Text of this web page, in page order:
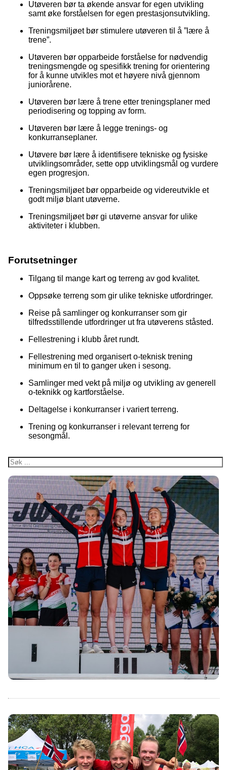
Utøveren bør ta økende ansvar for egen utvikling
samt øke forståelsen for egen prestasjonsutvikling.
Treningsmiljøet bør stimulere utøveren til å ”lære å
trene”.
Utøveren bør opparbeide forståelse for nødvendig
treningsmengde og spesifikk trening for orientering
for å kunne utvikles mot et høyere nivå gjennom
juniorårene.
Utøveren bør lære å trene etter treningsplaner med
periodisering og topping av form.
Utøveren bør lære å legge trenings- og
konkurranseplaner.
Utøvere bør lære å identifisere tekniske og fysiske
utviklingsområder, sette opp utviklingsmål og vurdere
egen progresjon.
Treningsmiljøet bør opparbeide og videreutvikle et
godt miljø blant utøverne.
Treningsmiljøet bør gi utøverne ansvar for ulike
aktiviteter i klubben.
Forutsetninger
Tilgang til mange kart og terreng av god kvalitet.
Oppsøke terreng som gir ulike tekniske utfordringer.
Reise på samlinger og konkurranser som gir
tilfredsstillende utfordringer ut fra utøverens ståsted.
Fellestrening i klubb året rundt.
Fellestrening med organisert o-teknisk trening
minimum en til to ganger uken i sesong.
Samlinger med vekt på miljø og utvikling av generell
o-teknikk og kartforståelse.
Deltagelse i konkurranser i variert terreng.
Trening og konkurranser i relevant terreng for
sesongmål.